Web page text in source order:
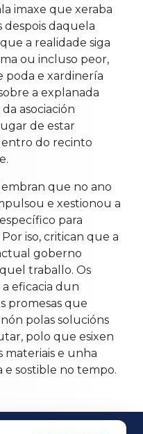
imaxe que xeraba
despois daquela
a realidade siga
ou incluso peor,
poda e xardinería
a explanada
asociación
de estar
do recinto
que no ano
e xestionou a
para
iso, critican que a
goberno
traballo. Os
eficacia dun
promesas que
polas solucións
polo que esixen
materiais e unha
sostible no tempo.